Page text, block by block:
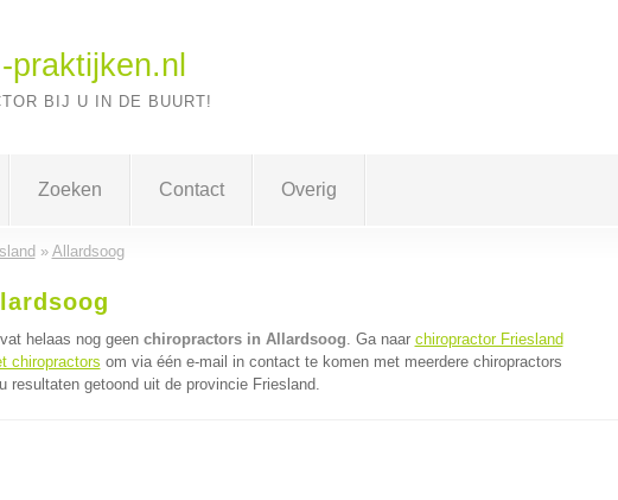
-praktijken.nl
BIJ U IN DE BUURT!
Zoeken Contact Overig
» Allardsoog
helaas nog geen chiropractors in Allardsoog. Ga naar chiropractor Friesland
chiropractors om via één e-mail in contact te komen met meerdere chiropractors
resultaten getoond uit de provincie Friesland.